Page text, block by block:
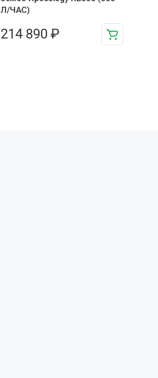
Л/ЧАС)
214 890₽